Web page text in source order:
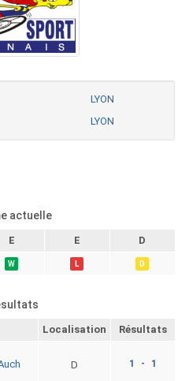
LYON
LYON
actuelle
E E D
W L D
Localisation Résultats
D 1 - 1